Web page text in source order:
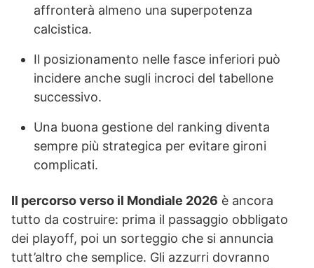
affronterà almeno una superpotenza
calcistica.
Il posizionamento nelle fasce inferiori può
incidere anche sugli incroci del tabellone
successivo.
Una buona gestione del ranking diventa
sempre più strategica per evitare gironi
complicati.
Il percorso verso il Mondiale 2026 è ancora
tutto da costruire: prima il passaggio obbligato
dei playoff, poi un sorteggio che si annuncia
tutt’altro che semplice. Gli azzurri dovranno